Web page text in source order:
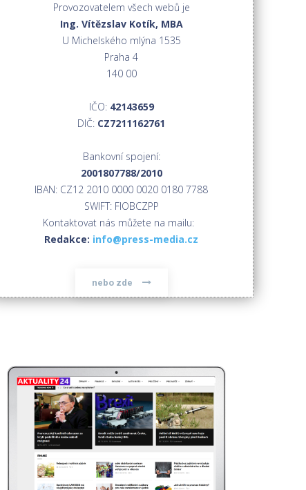
Provozovatelem všech webů je
Ing. Vítězslav Kotík, MBA
U Michelského mlýna 1535
Praha 4
140 00
IČO: 42143659
DIČ: CZ7211162761
Bankovní spojení:
2001807788/2010
IBAN: CZ12 2010 0000 0020 0180 7788
SWIFT: FIOBCZPP
Kontaktovat nás můžete na mailu:
Redakce: info@press-media.cz
nebo zde